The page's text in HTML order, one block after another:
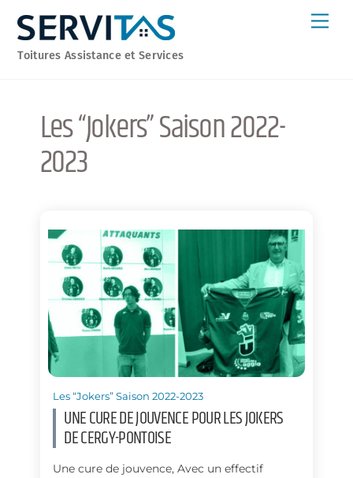
content
Toitures Assistance et Services
Les “Jokers” Saison 2022-
2023
Les “Jokers” Saison 2022-2023
UNE CURE DE JOUVENCE POUR LES JOKERS
DE CERGY-PONTOISE
Une cure de jouvence, Avec un effectif